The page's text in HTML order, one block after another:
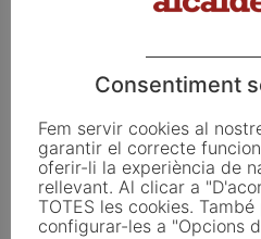
Pals reclama
habitatges
La UE activa
de
afecten els
Consentiment
Fem servir cookies al
garantir el correcte
oferir-li la experiència de
rellevant. Al clicar a
TOTES les cookies.
configurar-les a "Opcions